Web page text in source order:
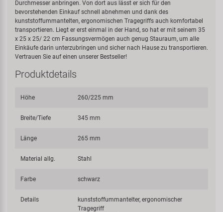
Durchmesser anbringen. Von dort aus lässt er sich für den
bevorstehenden Einkauf schnell abnehmen und dank des
kunststoffummantelten, ergonomischen Tragegriffs auch komfortabel
transportieren. Liegt er erst einmal in der Hand, so hat er mit seinem 35
x 25 x 25/ 22 cm Fassungsvermögen auch genug Stauraum, um alle
Einkäufe darin unterzubringen und sicher nach Hause zu transportieren.
Vertrauen Sie auf einen unserer Bestseller!
Produktdetails
Höhe 260/225 mm
Breite/Tiefe 345 mm
Länge 265 mm
Material allg. Stahl
Farbe schwarz
Details
kunststoffummantelter, ergonomischer
Tragegriff